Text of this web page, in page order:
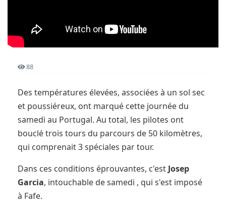
88
Des températures élevées, associées à un sol sec
et poussiéreux, ont marqué cette journée du
samedi au Portugal. Au total, les pilotes ont
bouclé trois tours du parcours de 50 kilomètres,
qui comprenait 3 spéciales par tour.
Dans ces conditions éprouvantes, c'est Josep
Garcia, intouchable de samedi , qui s'est imposé
à Fafe.